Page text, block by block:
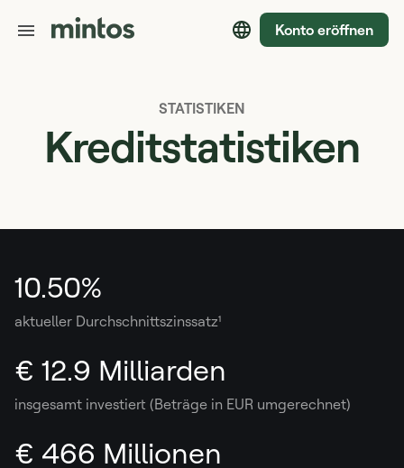
Konto eröffnen
STATISTIKEN
Kreditstatistiken
10.50%
aktueller Durchschnittszinssatz¹
€ 12.9 Milliarden
insgesamt investiert (Beträge in EUR umgerechnet)
€ 466 Millionen